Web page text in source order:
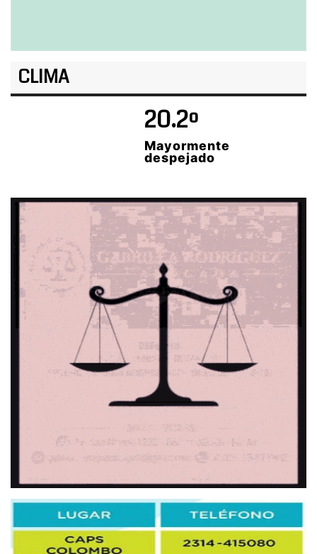
CLIMA
20.2º
Mayormente
despejado